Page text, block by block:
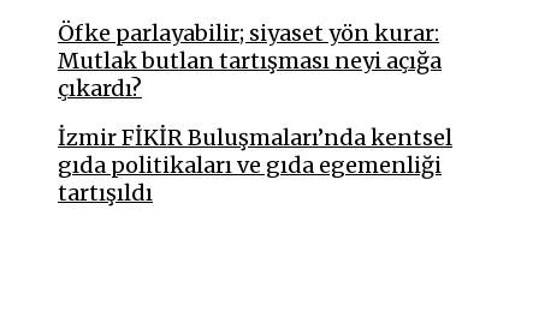
Öfke parlayabilir; siyaset yön kurar:
Mutlak butlan tartışması neyi açığa
çıkardı?
İzmir FİKİR Buluşmaları’nda kentsel
gıda politikaları ve gıda egemenliği
tartışıldı